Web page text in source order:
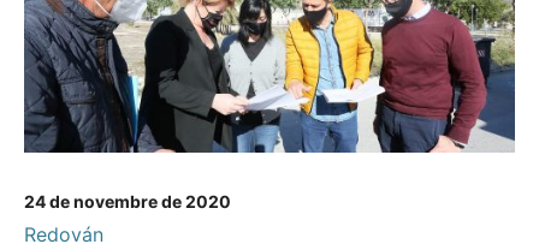
24 de novembre de 2020
Redován